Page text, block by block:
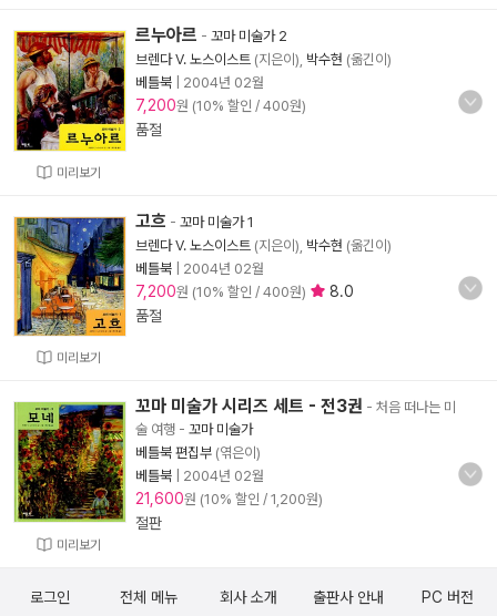
미리보기
르누아르 - 꼬마 미술가 2
브렌다 V. 노스이스트 (지은이), 박수현 (옮긴이)
베틀북
2004년 02월
7,200원 (10% 할인 / 400원)
품절
미리보기
고흐 - 꼬마 미술가 1
브렌다 V. 노스이스트 (지은이), 박수현 (옮긴이)
베틀북
2004년 02월
7,200원 (10% 할인 / 400원)
8.0
품절
미리보기
꼬마 미술가 시리즈 세트 - 전3권 - 처음 떠나는 미
술 여행 - 꼬마 미술가
베틀북 편집부 (엮은이)
베틀북
2004년 02월
21,600원 (10% 할인 / 1,200원)
절판
로그인 전체 메뉴 회사 소개 출판사 안내 PC 버전